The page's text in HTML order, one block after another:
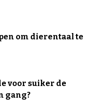
om dierentaal te
voor suiker de
gang?